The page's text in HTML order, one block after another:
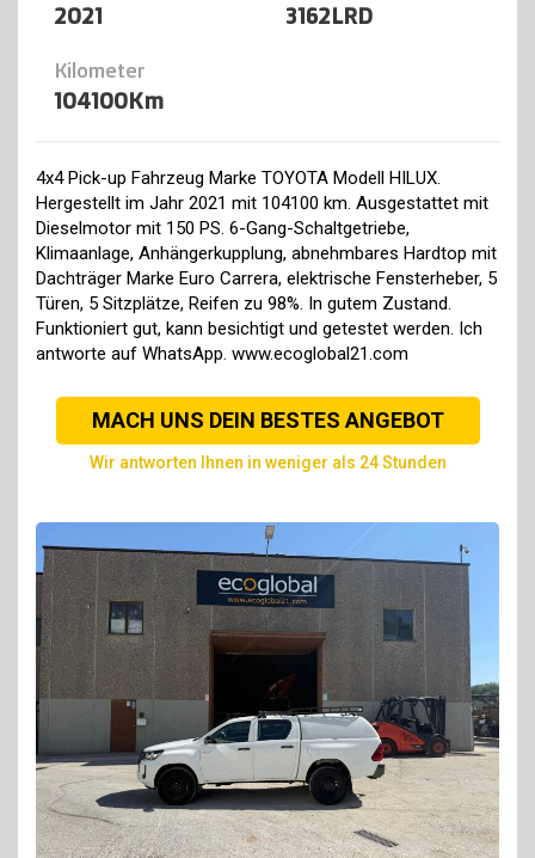
2021 3162LRD
Kilometer
104100Km
4x4 Pick-up Fahrzeug Marke TOYOTA Modell HILUX.
Hergestellt im Jahr 2021 mit 104100 km. Ausgestattet mit
Dieselmotor mit 150 PS. 6-Gang-Schaltgetriebe,
Klimaanlage, Anhängerkupplung, abnehmbares Hardtop mit
Dachträger Marke Euro Carrera, elektrische Fensterheber, 5
Türen, 5 Sitzplätze, Reifen zu 98%. In gutem Zustand.
Funktioniert gut, kann besichtigt und getestet werden. Ich
antworte auf WhatsApp. www.ecoglobal21.com
MACH UNS DEIN BESTES ANGEBOT
wir antworten Ihnen in weniger als 24 Stunden